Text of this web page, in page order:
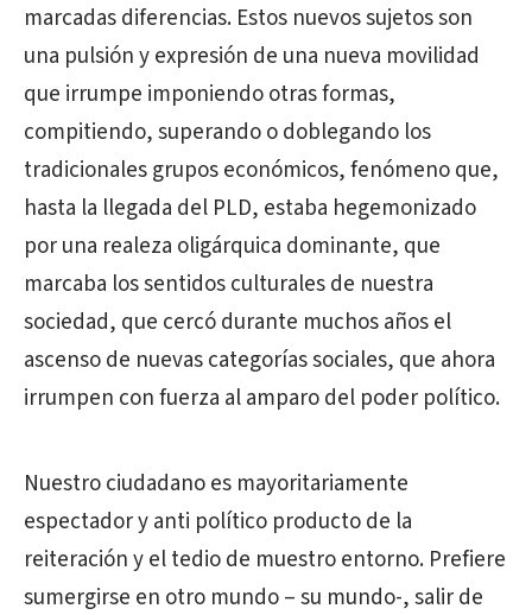
marcadas diferencias. Estos nuevos sujetos son
una pulsión y expresión de una nueva movilidad
que irrumpe imponiendo otras formas,
compitiendo, superando o doblegando los
tradicionales grupos económicos, fenómeno que,
hasta la llegada del PLD, estaba hegemonizado
por una realeza oligárquica dominante, que
marcaba los sentidos culturales de nuestra
sociedad, que cercó durante muchos años el
ascenso de nuevas categorías sociales, que ahora
irrumpen con fuerza al amparo del poder político.
Nuestro ciudadano es mayoritariamente
espectador y anti político producto de la
reiteración y el tedio de muestro entorno. Prefiere
sumergirse en otro mundo – su mundo-, salir de